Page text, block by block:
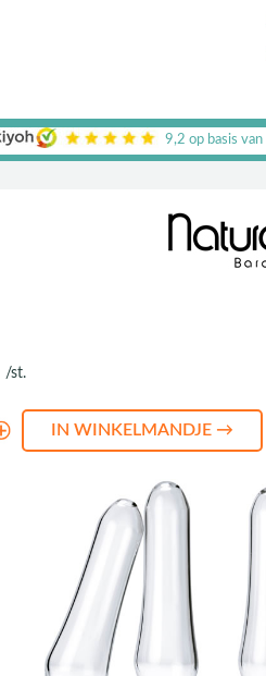
9,2 op basis van
/st.